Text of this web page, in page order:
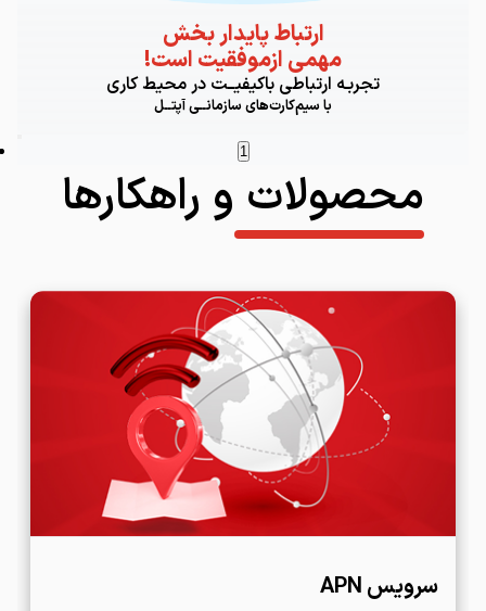
ارتباط پايدار بخش
!مهمى ازموفقيت است
تجربـه ارتباطى باكيفيــت در محيط كارى
با سيم‌كارت‌هاى سازمانــى آپتــل
1
محصولات و راهکارها
سرویس APN